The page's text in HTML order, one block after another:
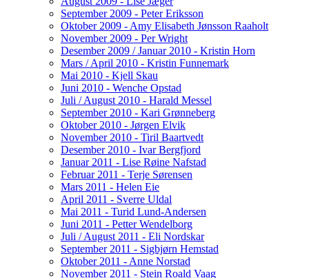
September 2009 - Peter Eriksson
Oktober 2009 - Amy Elisabeth Jønsson Raaholt
November 2009 - Per Wright
Desember 2009 / Januar 2010 - Kristin Horn
Mars / April 2010 - Kristin Funnemark
Mai 2010 - Kjell Skau
Juni 2010 - Wenche Opstad
Juli / August 2010 - Harald Messel
September 2010 - Kari Grønneberg
Oktober 2010 - Jørgen Elvik
November 2010 - Tiril Baartvedt
Desember 2010 - Ivar Bergfjord
Januar 2011 - Lise Røine Nafstad
Februar 2011 - Terje Sørensen
Mars 2011 - Helen Eie
April 2011 - Sverre Uldal
Mai 2011 - Turid Lund-Andersen
Juni 2011 - Petter Wendelborg
Juli / August 2011 - Eli Nordskar
September 2011 - Sigbjørn Hemstad
Oktober 2011 - Anne Norstad
November 2011 - Stein Roald Vaag